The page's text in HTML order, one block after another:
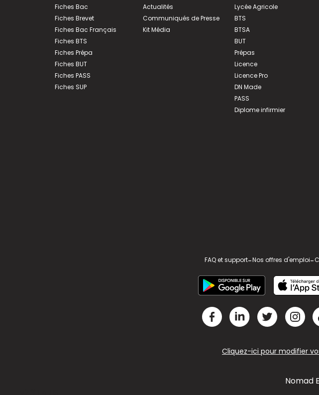
Fiches Bac
Fiches Brevet
Fiches Bac Français
Fiches BTS
Fiches Prépa
Fiches BUT
Fiches PASS
Fiches SUP
Actualités
Communiqués de Presse
Kit Média
Lycée Agricole
BTS
BTSA
BUT
Prépas
Licence
Licence Pro
DN Made
PASS
Diplome infirmier
FAQ et support-Nos offres d'emploi-
Cliquez-ici pour modifier
Nomad